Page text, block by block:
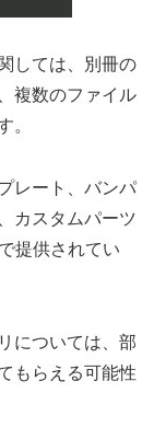
しては、別冊の
複数のファイル
。
レート、バンパ
カスタムパーツ
提供されてい
については、部
もらえる可能性